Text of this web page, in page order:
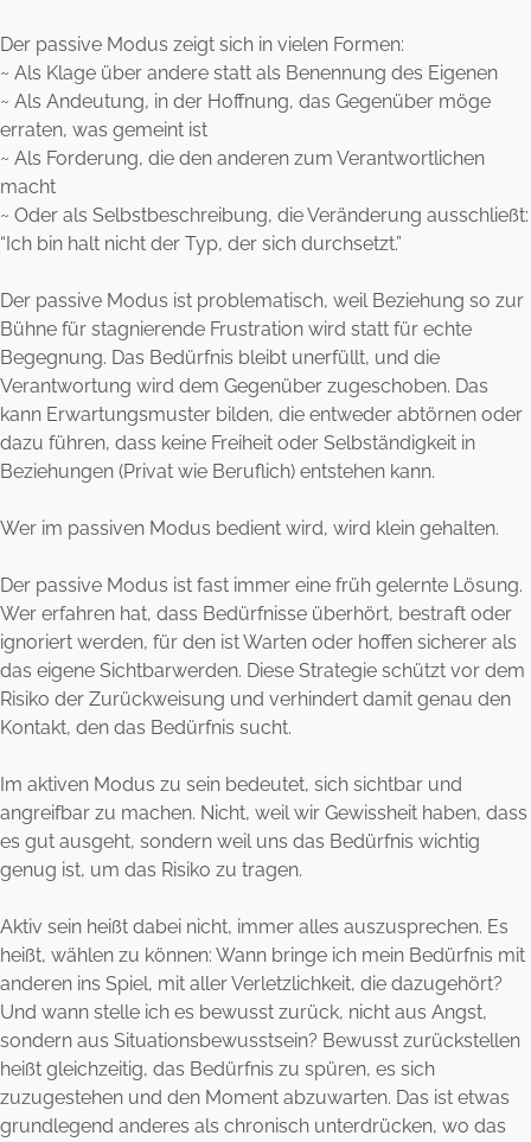
Der passive Modus zeigt sich in vielen Formen:
~ Als Klage über andere statt als Benennung des Eigenen
~ Als Andeutung, in der Hoffnung, das Gegenüber möge
erraten, was gemeint ist
~ Als Forderung, die den anderen zum Verantwortlichen
macht
~ Oder als Selbstbeschreibung, die Veränderung ausschließt:
“Ich bin halt nicht der Typ, der sich durchsetzt.”
Der passive Modus ist problematisch, weil Beziehung so zur
Bühne für stagnierende Frustration wird statt für echte
Begegnung. Das Bedürfnis bleibt unerfüllt, und die
Verantwortung wird dem Gegenüber zugeschoben. Das
kann Erwartungsmuster bilden, die entweder abtörnen oder
dazu führen, dass keine Freiheit oder Selbständigkeit in
Beziehungen (Privat wie Beruflich) entstehen kann.
Wer im passiven Modus bedient wird, wird klein gehalten.
Der passive Modus ist fast immer eine früh gelernte Lösung.
Wer erfahren hat, dass Bedürfnisse überhört, bestraft oder
ignoriert werden, für den ist Warten oder hoffen sicherer als
das eigene Sichtbarwerden. Diese Strategie schützt vor dem
Risiko der Zurückweisung und verhindert damit genau den
Kontakt, den das Bedürfnis sucht.
Im aktiven Modus zu sein bedeutet, sich sichtbar und
angreifbar zu machen. Nicht, weil wir Gewissheit haben, dass
es gut ausgeht, sondern weil uns das Bedürfnis wichtig
genug ist, um das Risiko zu tragen.
Aktiv sein heißt dabei nicht, immer alles auszusprechen. Es
heißt, wählen zu können: Wann bringe ich mein Bedürfnis mit
anderen ins Spiel, mit aller Verletzlichkeit, die dazugehört?
Und wann stelle ich es bewusst zurück, nicht aus Angst,
sondern aus Situationsbewusstsein? Bewusst zurückstellen
heißt gleichzeitig, das Bedürfnis zu spüren, es sich
zuzugestehen und den Moment abzuwarten. Das ist etwas
grundlegend anderes als chronisch unterdrücken, wo das